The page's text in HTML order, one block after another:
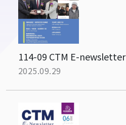
114-09 CTM E-newsletter
2025.09.29